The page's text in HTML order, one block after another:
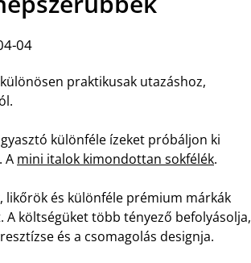
04
praktikusak utazáshoz,
különféle ízeket próbáljon ki
A mini italok kimondottan sokfélék.
likőrök és különféle prémium márkák
költségüket több tényező befolyásolja,
és a csomagolás designja.